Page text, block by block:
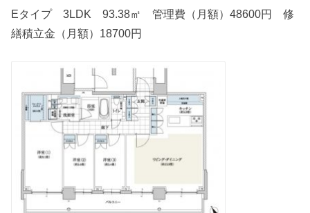
Eタイプ 3LDK 93.38㎡ 管理費（月額）48600円 修
繕積立金（月額）18700円